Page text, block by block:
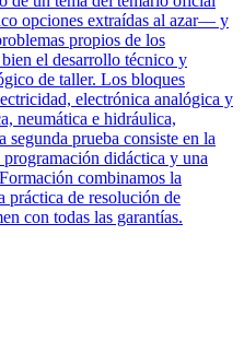
opciones extraídas al azar— y
propios de los
el desarrollo técnico y
de taller. Los bloques
electrónica analógica y
neumática e hidráulica,
segunda prueba consiste en la
didáctica y una
combinamos la
práctica de resolución de
con todas las garantías.